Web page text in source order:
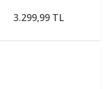
3.299,99 TL